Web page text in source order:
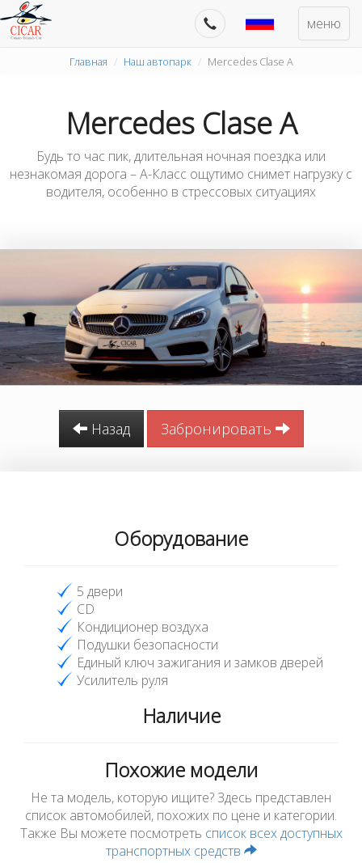
меню
Главная Наш автопарк Mercedes Clase A
Mercedes Clase A
Будь то час пик, длительная ночная поездка или
незнакомая дорога – A-Класс ощутимо снимет нагрузку с
водителя, особенно в стрессовых ситуациях
Назад Забронировать
Оборудование
5 двери
CD
Кондиционер воздуха
Подушки безопасности
Единый ключ зажигания и замков дверей
Усилитель руля
Наличие
Похожие модели
Не та модель, которую ищите? Здесь представлен
список автомобилей, похожих по цене и категории.
Также Вы можете посмотреть список всех доступных
транспортных средств